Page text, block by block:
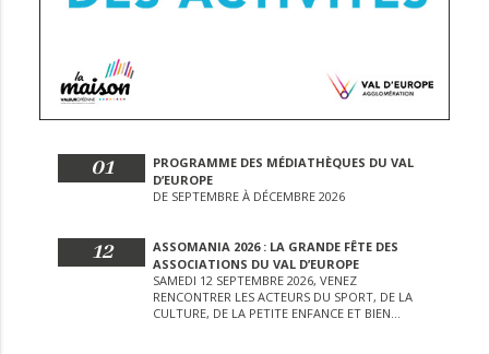
01
PROGRAMME DES MÉDIATHÈQUES DU VAL
D’EUROPE
DE SEPTEMBRE À DÉCEMBRE 2026
12
ASSOMANIA 2026 : LA GRANDE FÊTE DES
ASSOCIATIONS DU VAL D’EUROPE
SAMEDI 12 SEPTEMBRE 2026, VENEZ
RENCONTRER LES ACTEURS DU SPORT, DE LA
CULTURE, DE LA PETITE ENFANCE ET BIEN